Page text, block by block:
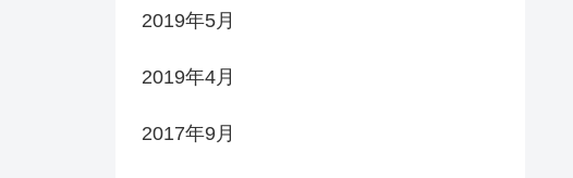
2019年5月
2019年4月
2017年9月